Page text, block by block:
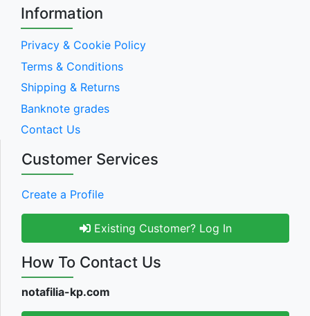
Information
Privacy & Cookie Policy
Terms & Conditions
Shipping & Returns
Banknote grades
Contact Us
Customer Services
Create a Profile
Existing Customer? Log In
How To Contact Us
notafilia-kp.com